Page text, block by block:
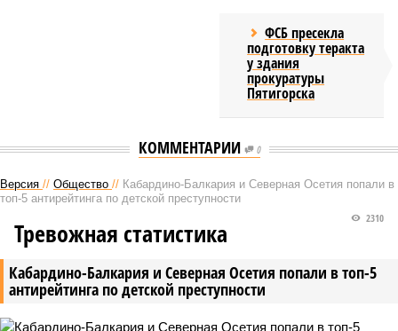
ФСБ пресекла
подготовку теракта
у здания
прокуратуры
Пятигорска
КОММЕНТАРИИ 0
Версия // Общество // Кабардино-Балкария и Северная Осетия попали в
топ-5 антирейтинга по детской преступности
Кабардино-Балкария и Северная Осетия попали в топ-5
антирейтинга по детской преступности
2310
Тревожная статистика